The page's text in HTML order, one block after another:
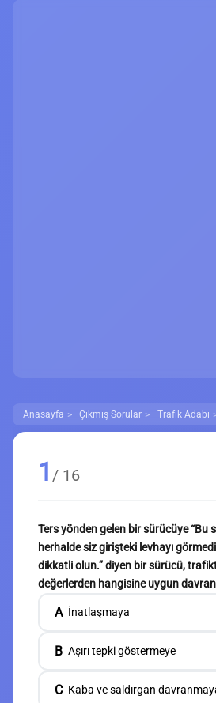
Anasayfa Çıkmış Sorular Trafik Adabı
1 / 16
Ters yönden gelen bir sürücüye “Bu
herhalde siz girişteki levhayı
dikkatli olun.” diyen bir sürücü,
değerlerden hangisine uygun
A İnatlaşmaya
B Aşırı tepki göstermeye
C Kaba ve saldırgan